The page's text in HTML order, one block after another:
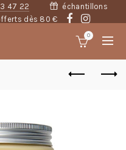
47 22
échantillons
dès 80 €
0